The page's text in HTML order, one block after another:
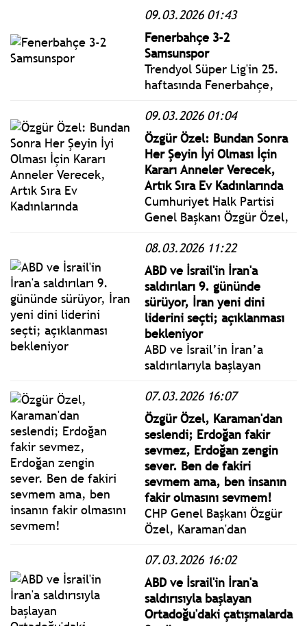
9,21'de 5,1 büyüklüğünde
deprem meydana geldi.
09.03.2026 01:43
Fenerbahçe 3-2
Samsunspor
Trendyol Süper Lig'in 25.
haftasında Fenerbahçe,
yendi.
09.03.2026 01:04
Özgür Özel: Bundan Sonra
Her Şeyin İyi Olması İçin
Kararı Anneler Verecek,
Artık Sıra Ev Kadınlarında
Cumhuriyet Halk Partisi
Genel Başkanı Özgür Özel,
düzenlenen İftar
Programı’na katıldı.
08.03.2026 11:22
ABD ve İsrail'in İran'a
saldırıları 9. gününde
sürüyor, İran yeni dini
liderini seçti; açıklanması
bekleniyor
ABD ve İsrail’in İran’a
saldırılarıyla başlayan
şiddetlenerek devem
ediyor. Her gün ölü ve
yaralı sayısı artıyor.
07.03.2026 16:07
Özgür Özel, Karaman'dan
seslendi; Erdoğan fakir
sevmez, Erdoğan zengin
sever. Ben de fakiri
sevmem ama, ben insanın
fakir olmasını sevmem!
CHP Genel Başkanı Özgür
Özel, Karaman'dan
duruşma 9 Mart’ta Silivri'de
başlıyor. İlk gün yoklama ile
geçer; 10 Mart’ta Canlı
Yayın İçin Kanun Teklifi
07.03.2026 16:02
ABD ve İsrail'in İran'a
saldırısıyla başlayan
Ortadoğu'daki çatışmalarda